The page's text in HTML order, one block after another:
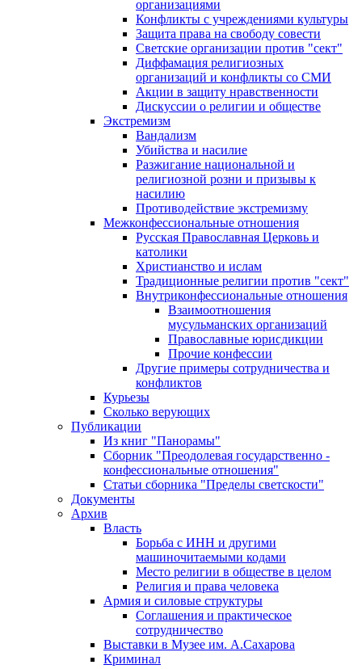
организациями
Конфликты с учреждениями культуры
Защита права на свободу совести
Светские организации против "сект"
Диффамация религиозных
организаций и конфликты со СМИ
Акции в защиту нравственности
Дискуссии о религии и обществе
Экстремизм
Вандализм
Убийства и насилие
Разжигание национальной и
религиозной розни и призывы к
насилию
Противодействие экстремизму
Межконфессиональные отношения
Русская Православная Церковь и
католики
Христианство и ислам
Традиционные религии против "сект"
Внутриконфессиональные отношения
Взаимоотношения
мусульманских организаций
Православные юрисдикции
Прочие конфессии
Другие примеры сотрудничества и
конфликтов
Курьезы
Сколько верующих
Публикации
Из книг "Панорамы"
Сборник "Преодолевая государственно -
конфессиональные отношения"
Статьи сборника "Пределы светскости"
Документы
Архив
Власть
Борьба с ИНН и другими
машиночитаемыми кодами
Место религии в обществе в целом
Религия и права человека
Армия и силовые структуры
Соглашения и практическое
сотрудничество
Выставки в Музее им. А.Сахарова
Криминал